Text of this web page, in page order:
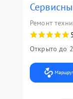
Ремонт
Открыто до